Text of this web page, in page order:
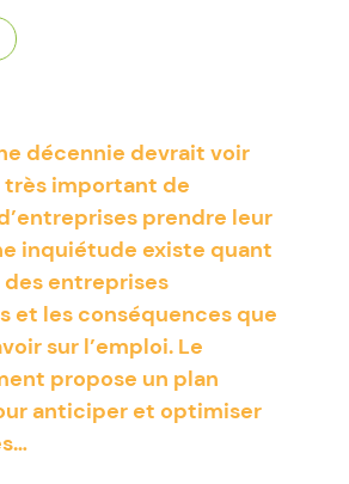
décennie devrait voir
très important de
prendre leur
inquiétude existe quant
des entreprises
et les conséquences que
sur l’emploi. Le
propose un plan
anticiper et optimiser